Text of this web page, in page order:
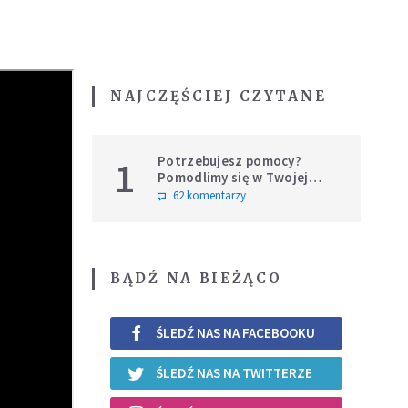
NAJCZĘŚCIEJ CZYTANE
1
Potrzebujesz pomocy?
Pomodlimy się w Twojej
intencji
62 komentarzy
BĄDŹ NA BIEŻĄCO
ŚLEDŹ NAS NA FACEBOOKU
ŚLEDŹ NAS NA TWITTERZE